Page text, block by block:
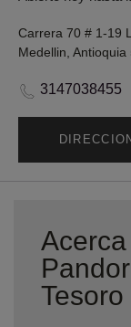
Carrera 70 # 1-19
Medellin, Antioquia
3147038455
Tesoro